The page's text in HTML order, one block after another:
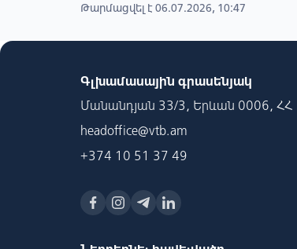
Թարմացվել է 06.07.2026, 10:47
Գլխամասային գրասենյակ
Մանանդյան 33/3, Երևան 0006, ՀՀ
headoffice@vtb.am
+374 10 51 37 49